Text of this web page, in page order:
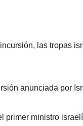
las tropas
anunciada por
primer ministro